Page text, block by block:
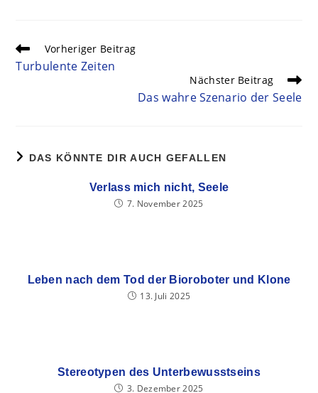
Vorheriger Beitrag
Turbulente Zeiten
Nächster Beitrag
Das wahre Szenario der Seele
DAS KÖNNTE DIR AUCH GEFALLEN
Verlass mich nicht, Seele
7. November 2025
Leben nach dem Tod der Bioroboter und Klone
13. Juli 2025
Stereotypen des Unterbewusstseins
3. Dezember 2025